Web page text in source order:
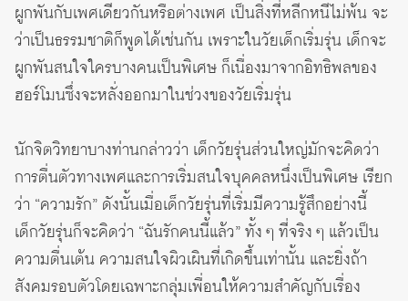
ผูกพันกับเพศเดียวกันหรือต่างเพศ เป็นสิ่งที่หลีกหนีไม่พ้น จะ
ว่าเป็นธรรมชาติก็พูดได้เช่นกัน เพราะในวัยเด็กเริ่มรุ่น เด็กจะ
ผูกพันสนใจใครบางคนเป็นพิเศษ ก็เนื่องมาจากอิทธิพลของ
ฮอร์โมนซึ่งจะหลั่งออกมาในช่วงของวัยเริ่มรุ่น
นักจิตวิทยาบางท่านกล่าวว่า เด็กวัยรุ่นส่วนใหญ่มักจะคิดว่า
การตื่นตัวทางเพศและการเริ่มสนใจบุคคลหนึ่งเป็นพิเศษ เรียก
ว่า “ความรัก” ดังนั้นเมื่อเด็กวัยรุ่นที่เริ่มมีความรู้สึกอย่างนี้
เด็กวัยรุ่นก็จะคิดว่า “ฉันรักคนนี้แล้ว” ทั้ง ๆ ที่จริง ๆ แล้วเป็น
ความตื่นเต้น ความสนใจผิวเผินที่เกิดขึ้นเท่านั้น และยิ่งถ้า
สังคมรอบตัวโดยเฉพาะกลุ่มเพื่อนให้ความสำคัญกับเรื่อง